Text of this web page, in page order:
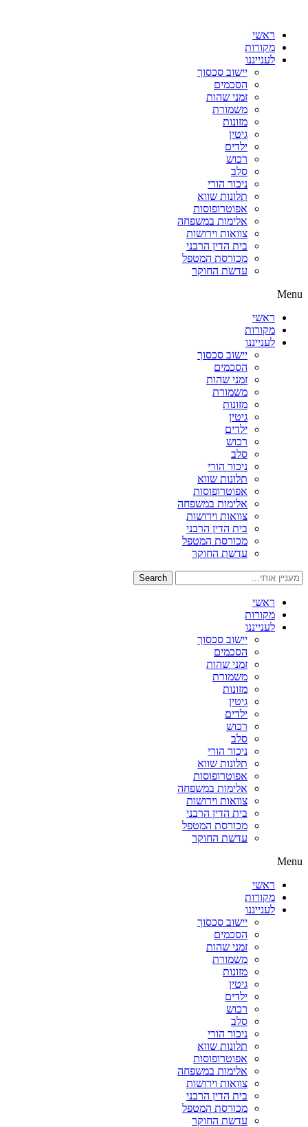
ראשי
מקורות
לענייננו
יישוב סכסוך
הסכמים
זמני שהות
משמורת
מזונות
גיטין
ילדים
רכוש
סלב
ניכור הורי
תלונות שווא
אפוטרופוסות
אלימות במשפחה
צוואות וירושות
בית הדין הרבני
מכורסת המטפל
עדשת החוקר
Menu
ראשי
מקורות
לענייננו
יישוב סכסוך
הסכמים
זמני שהות
משמורת
מזונות
גיטין
ילדים
רכוש
סלב
ניכור הורי
תלונות שווא
אפוטרופוסות
אלימות במשפחה
צוואות וירושות
בית הדין הרבני
מכורסת המטפל
עדשת החוקר
Search
ראשי
מקורות
לענייננו
יישוב סכסוך
הסכמים
זמני שהות
משמורת
מזונות
גיטין
ילדים
רכוש
סלב
ניכור הורי
תלונות שווא
אפוטרופוסות
אלימות במשפחה
צוואות וירושות
בית הדין הרבני
מכורסת המטפל
עדשת החוקר
Menu
ראשי
מקורות
לענייננו
יישוב סכסוך
הסכמים
זמני שהות
משמורת
מזונות
גיטין
ילדים
רכוש
סלב
ניכור הורי
תלונות שווא
אפוטרופוסות
אלימות במשפחה
צוואות וירושות
בית הדין הרבני
מכורסת המטפל
עדשת החוקר